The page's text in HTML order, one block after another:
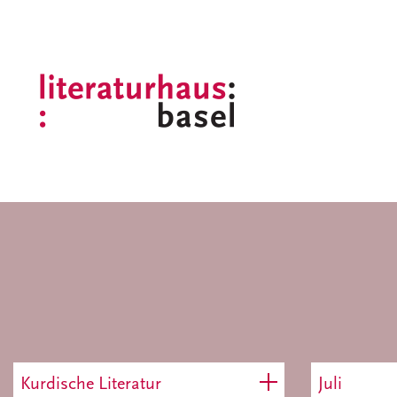
Kurdische Literatur Juli